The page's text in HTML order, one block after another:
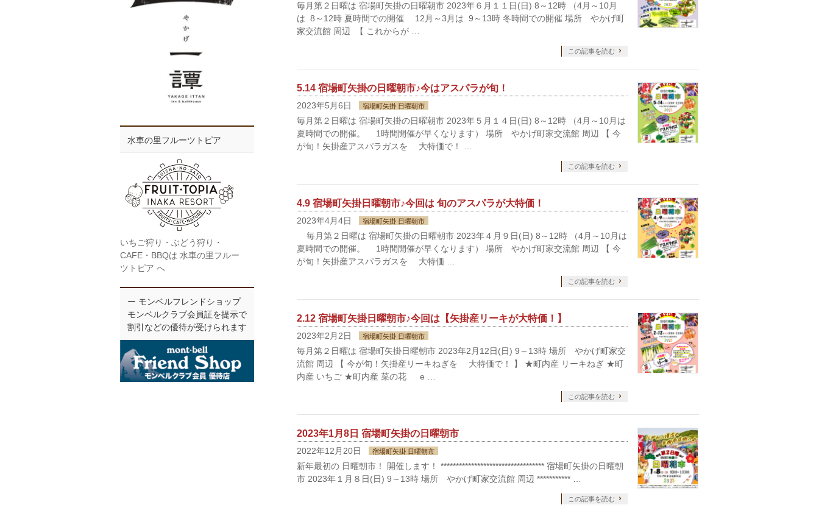
毎月第２日曜は 宿場町矢掛の日曜朝市 2023年６月１１日(日) 8～12時 （4月～10月
は 8～12時 夏時間での開催 12月～3月は 9～13時 冬時間での開催 場所 やかげ町
家交流館 周辺 【 これからが …
この記事を読む
5.14 宿場町矢掛の日曜朝市♪今はアスパラが旬！
2023年5月6日 宿場町矢掛 日曜朝市
毎月第２日曜は 宿場町矢掛の日曜朝市 2023年５月１４日(日) 8～12時 （4月～10月は
夏時間での開催。 1時間開催が早くなります） 場所 やかげ町家交流館 周辺 【 今
が旬！矢掛産アスパラガスを 大特価で！ …
この記事を読む
4.9 宿場町矢掛日曜朝市♪今回は 旬のアスパラが大特価！
2023年4月4日 宿場町矢掛 日曜朝市
毎月第２日曜は 宿場町矢掛の日曜朝市 2023年４月９日(日) 8～12時 （4月～10月は
夏時間での開催。 1時間開催が早くなります） 場所 やかげ町家交流館 周辺 【 今
が旬！矢掛産アスパラガスを 大特価 …
この記事を読む
2.12 宿場町矢掛日曜朝市♪今回は【矢掛産リーキが大特価！】
2023年2月2日 宿場町矢掛 日曜朝市
毎月第２日曜は 宿場町矢掛日曜朝市 2023年2月12日(日) 9～13時 場所 やかげ町家交
流館 周辺 【 今が旬！矢掛産リーキねぎを 大特価で！ 】 ★町内産 リーキねぎ ★町
内産 いちご ★町内産 菜の花 e …
この記事を読む
2023年1月8日 宿場町矢掛の日曜朝市
2022年12月20日 宿場町矢掛 日曜朝市
新年最初の 日曜朝市！ 開催します！ ********************************** 宿場町矢掛の日曜朝
市 2023年１月８日(日) 9～13時 場所 やかげ町家交流館 周辺 *********** …
この記事を読む
水車の里フルーツトピア
いちご狩り・ぶどう狩り・
CAFE・BBQは 水車の里フルー
ツトピア へ
ー モンベルフレンドショップ
モンベルクラブ会員証を提示で
割引などの優待が受けられます